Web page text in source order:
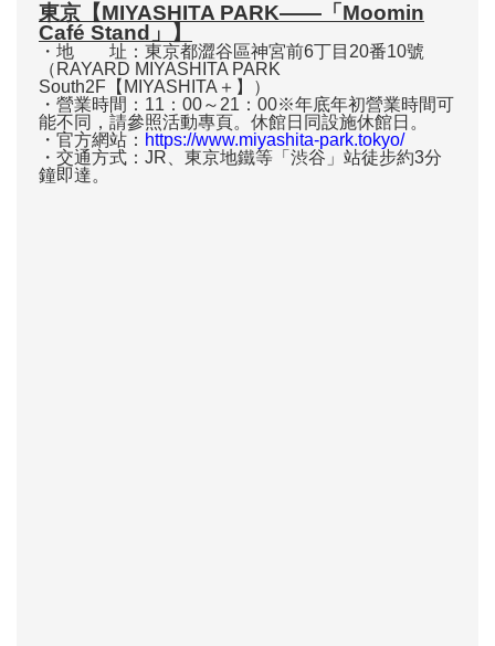
東京【MIYASHITA PARK——「Moomin
Café Stand」】
・地 址：東京都澀谷區神宮前6丁目20番10號
（RAYARD MIYASHITA PARK
South2F【MIYASHITA＋】）
・營業時間：11：00～21：00※年底年初營業時間可
能不同，請參照活動專頁。休館日同設施休館日。
・官方網站： https://www.miyashita-park.tokyo/
・交通方式：JR、東京地鐵等「渋谷」站徒步約3分
鐘即達。